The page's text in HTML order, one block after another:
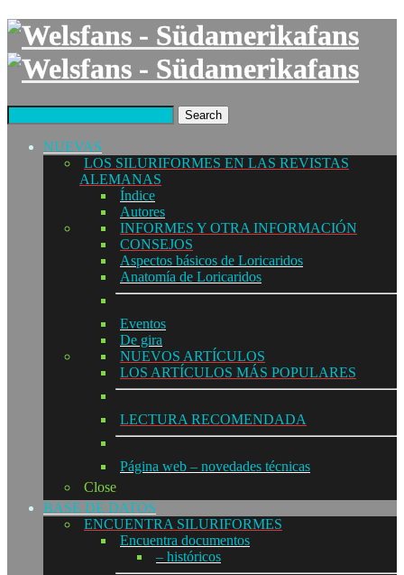
Search
NUEVAS
LOS SILURIFORMES EN LAS REVISTAS
ALEMANAS
Índice
Autores
INFORMES Y OTRA INFORMACIÓN
CONSEJOS
Aspectos básicos de Loricaridos
Anatomía de Loricaridos
Eventos
De gira
NUEVOS ARTÍCULOS
LOS ARTÍCULOS MÁS POPULARES
LECTURA RECOMENDADA
Página web – novedades técnicas
Close
BASE DE DATOS
ENCUENTRA SILURIFORMES
Encuentra documentos
– históricos